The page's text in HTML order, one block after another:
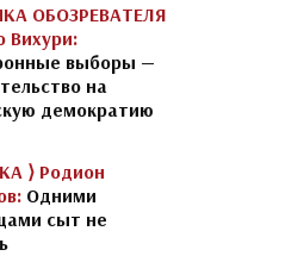
ОБОЗРЕВАТЕЛЯ
Вихури:
выборы —
на
демократию
⟩ Родион
Одними
сыт не